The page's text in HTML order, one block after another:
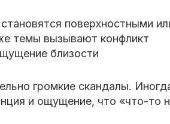
поверхностными
темы вызывают конфликт
близости
громкие скандалы.
и ощущение, что «что-то